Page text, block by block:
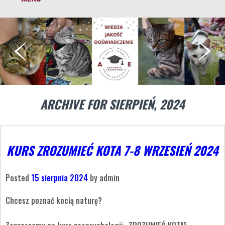
ARCHIVE FOR SIERPIEŃ, 2024
KURS ZROZUMIEĆ KOTA 7-8 WRZESIEŃ 2024
Posted 15 sierpnia 2024 by admin
Chcesz poznać kocią naturę?